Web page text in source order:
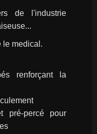
de l'industrie
le medical.
renforçant la
pré-percé pour